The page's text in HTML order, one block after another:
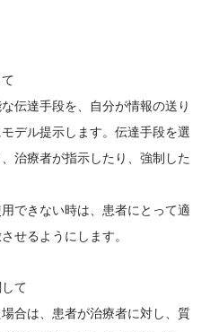
伝達手段を、自分が情報の送り
デル提示します。伝達手段を選
治療者が指示したり、強制した
できない時は、患者にとって適
せるようにします。
て
合は、患者が治療者に対し、質